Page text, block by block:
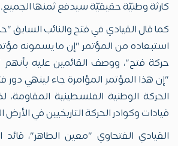
كارثة وطنيّة حقيقيّة سيدفع ثمنها الجميع.
كما قال القيادي في فتح والنائب
استبعاده من المؤتمر "إن ما يسمونه
حركة فتح"، ووصف القائمين عليه
"إن هذا المؤتمر المؤامرة جاء لينهي دور
الحركة الوطنية الفلسطينية المقاومة،
قيادات وكوادر الحركة التاريخيين في
القيادي الفتحاوي "معين الطاهر"، قائد